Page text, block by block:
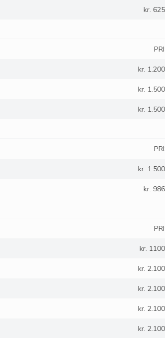
kr.
kr.
kr.
kr.
kr.
kr.
kr.
kr.
kr.
kr.
kr.